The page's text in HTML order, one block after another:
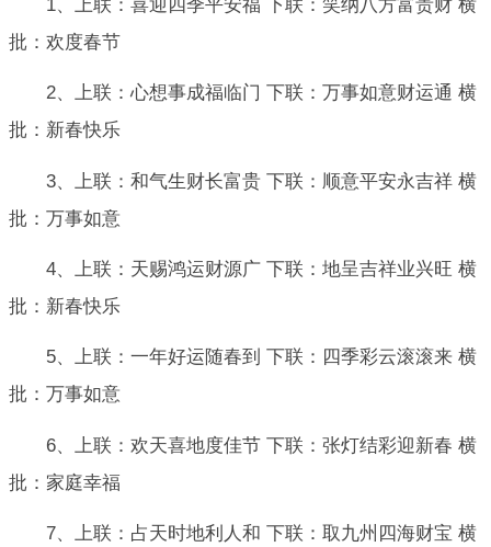
1、上联：喜迎四季平安福 下联：笑纳八方富贵财 横
批：欢度春节
2、上联：心想事成福临门 下联：万事如意财运通 横
批：新春快乐
3、上联：和气生财长富贵 下联：顺意平安永吉祥 横
批：万事如意
4、上联：天赐鸿运财源广 下联：地呈吉祥业兴旺 横
批：新春快乐
5、上联：一年好运随春到 下联：四季彩云滚滚来 横
批：万事如意
6、上联：欢天喜地度佳节 下联：张灯结彩迎新春 横
批：家庭幸福
7、上联：占天时地利人和 下联：取九州四海财宝 横